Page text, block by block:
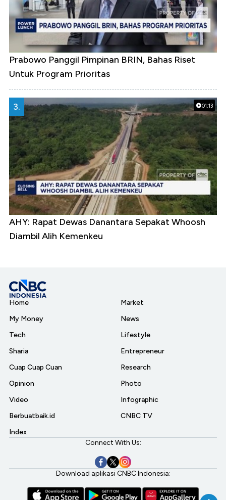
Prabowo Panggil Pimpinan BRIN, Bahas Riset
Untuk Program Prioritas
01:13
3.
AHY: Rapat Dewas Danantara Sepakat Whoosh
Diambil Alih Kemenkeu
Home
My Money
Tech
Sharia
Cuap Cuap Cuan
Opinion
Video
Berbuatbaik.id
Index
Market
News
Lifestyle
Entrepreneur
Research
Photo
Infographic
CNBC TV
Connect With Us:
Download aplikasi CNBC Indonesia: